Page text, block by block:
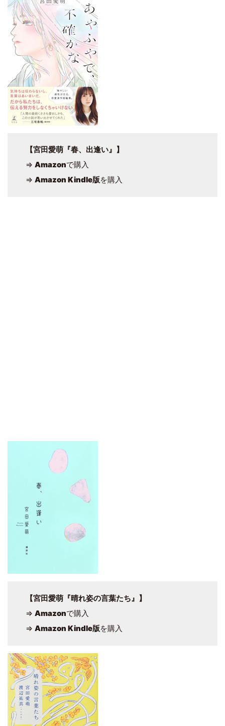
【宮田愛萌『春、出逢い』】
⇒ Amazonで購入
⇒ Amazon Kindle版を購入
【宮田愛萌『晴れ姿の言葉たち』】
⇒ Amazonで購入
⇒ Amazon Kindle版を購入